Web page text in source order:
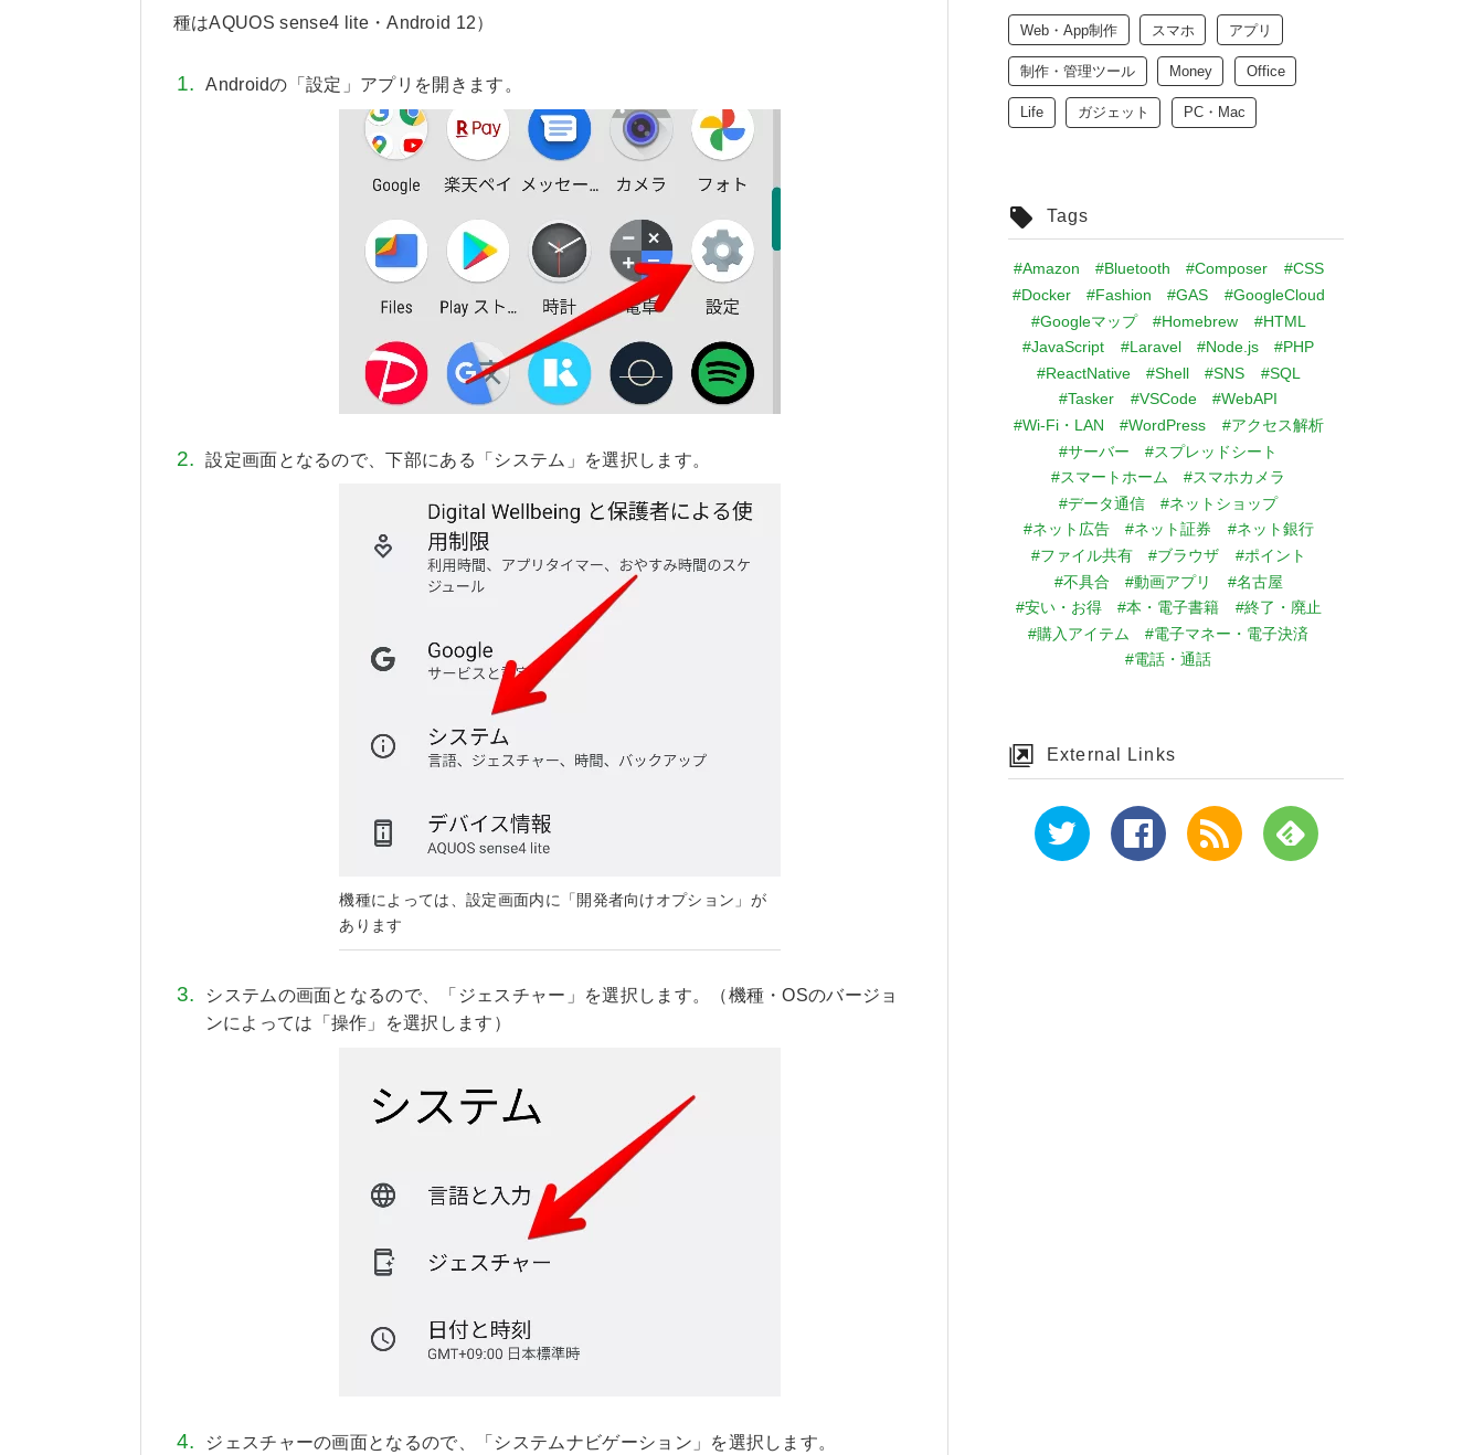
種はAQUOS sense4 lite・Android 12）
Androidの「設定」アプリを開きます。
設定画面となるので、下部にある「システム」を選択します。
機種によっては、設定画面内に「開発者向けオプション」が
あります
システムの画面となるので、「ジェスチャー」を選択します。（機種・OSのバージョ
ンによっては「操作」を選択します）
ジェスチャーの画面となるので、「システムナビゲーション」を選択します。
Web・App制作 スマホ アプリ
制作・管理ツール Money Office
Life ガジェット PC・Mac
Tags
#Amazon #Bluetooth #Composer
#CSS
#Docker
#Fashion #GAS
#GoogleCloud
#Googleマップ
#Homebrew
#HTML
#JavaScript
#Laravel #Node.js
#PHP
#ReactNative
#Shell #SNS
#SQL
#Tasker
#VSCode
#WebAPI
#Wi-Fi・LAN
#WordPress
#アクセス解析
#サーバー
#スプレッドシート
#スマートホーム
#スマホカメラ
#データ通信
#ネットショップ
#ネット広告
#ネット証券
#ネット銀行
#ファイル共有
#ブラウザ
#ポイント
#不具合
#動画アプリ
#名古屋
#安い・お得
#本・電子書籍
#終了・廃止
#購入アイテム
#電子マネー・電子決済
#電話・通話
External Links